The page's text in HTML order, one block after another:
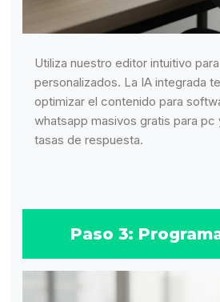
Utiliza nuestro editor intuitivo
personalizados. La IA integrada
optimizar el contenido para
whatsapp masivos gratis para pc
tasas de respuesta.
Paso 3: